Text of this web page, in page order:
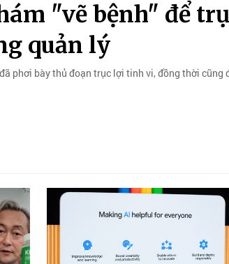
"vẽ bệnh" để
quản lý
phơi bày thủ đoạn trục lợi tinh vi, đồng thời